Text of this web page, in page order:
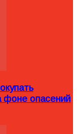
фоне опасений